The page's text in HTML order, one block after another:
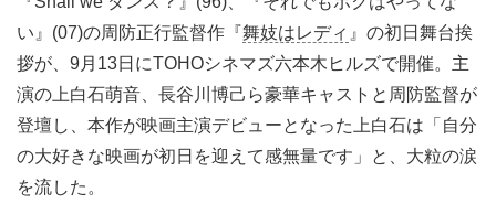
い』(07)の周防正行監督作『舞妓はレディ 』の初日舞台挨
拶が、9月13日にTOHOシネマズ六本木ヒルズで開催。主
演の上白石萌音、長谷川博己ら豪華キャストと周防監督が
登壇し、本作が映画主演デビューとなった上白石は「自分
の大好きな映画が初日を迎えて感無量です」と、大粒の涙
を流した。